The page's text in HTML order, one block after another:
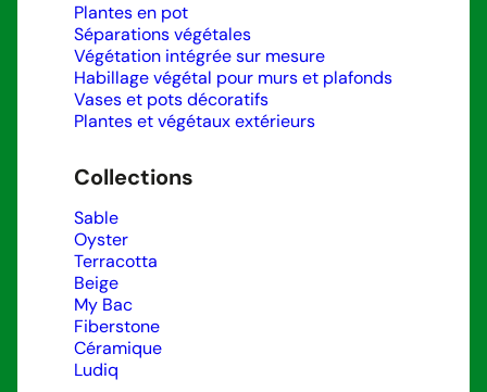
Plantes en pot
Séparations végétales
Végétation intégrée sur mesure
Habillage végétal pour murs et plafonds
Vases et pots décoratifs
Plantes et végétaux extérieurs
Collections
Sable
Oyster
Terracotta
Beige
My Bac
Fiberstone
Céramique
Ludiq